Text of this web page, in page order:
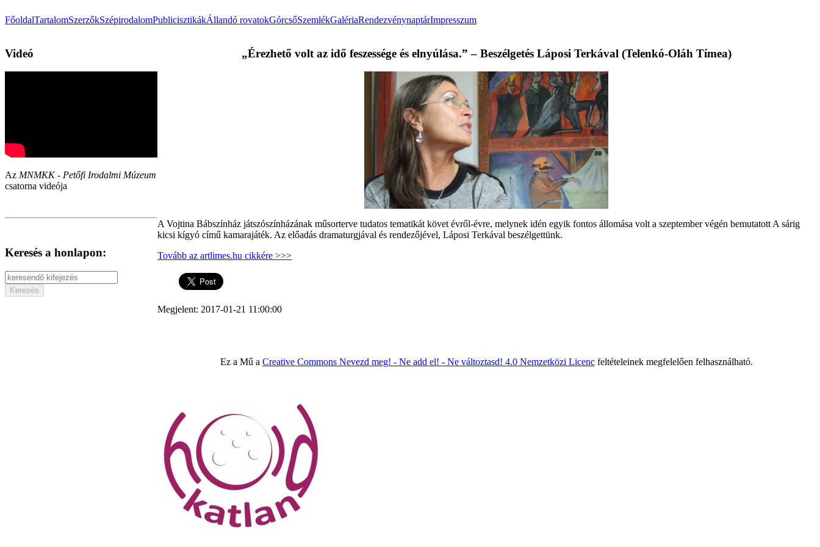
FőoldalTartalomSzerzőkSzépirodalomPublicisztikákÁllandó rovatokGórcsőSzemlékGalériaRendezvénynaptárImpresszum
Videó
Az MNMKK - Petőfi Irodalmi Múzeum
csatorna videója
Keresés a honlapon:
„Érezhető volt az idő feszessége és elnyúlása.” – Beszélgetés Láposi Terkával (Telenkó-Oláh Tímea)
A Vojtina Bábszínház játszószínházának műsorterve tudatos tematikát követ évről-évre, melynek idén egyik fontos állomása volt a szeptember végén bemutatott A sárig
kicsi kígyó című kamarajáték. Az előadás dramaturgjával és rendezőjével, Láposi Terkával beszélgettünk.
Tovább az artlimes.hu cikkére >>>
Megjelent: 2017-01-21 11:00:00
Ez a Mű a Creative Commons Nevezd meg! - Ne add el! - Ne változtasd! 4.0 Nemzetközi Licencfeltételeinek megfelelően felhasználható.